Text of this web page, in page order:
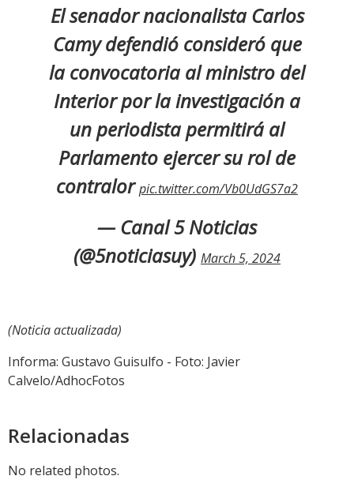
El senador nacionalista Carlos
Camy defendió consideró que
la convocatoria al ministro del
Interior por la investigación a
un periodista permitirá al
Parlamento ejercer su rol de
contralorpic.twitter.com/Vb0UdGS7a2
— Canal 5 Noticias
(@5noticiasuy) March 5, 2024
(Noticia actualizada)
Informa: Gustavo Guisulfo - Foto: Javier
Calvelo/AdhocFotos
Relacionadas
No related photos.